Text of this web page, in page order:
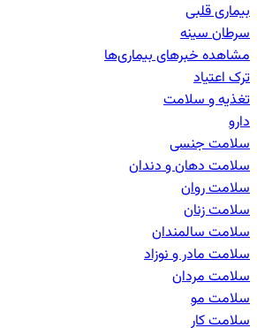
بیماری قلبی
سرطان سینه
مشاهده خبرهایبیماری‌ها
ترک اعتیاد
تغذیه و سلامت
دارو
سلامت جنسی
سلامت دهان و دندان
سلامت روان
سلامت زنان
سلامت سالمندان
سلامت مادر و نوزاد
سلامت مردان
سلامت مو
سلامت کار